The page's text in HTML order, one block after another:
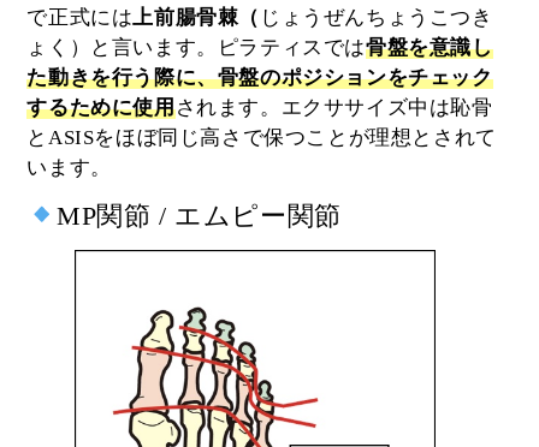
で正式には 上前腸骨棘（ じょうぜんちょうこつき
ょく）と言います。ピラティスでは骨盤を意識し
た動きを行う際に、骨盤のポジションをチェック
するために使用されます。エクササイズ中は恥骨
とASISをほぼ同じ高さで保つことが理想とされて
います。
MP関節 / エムピー関節